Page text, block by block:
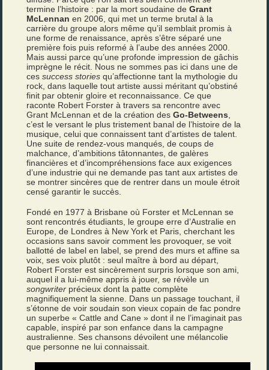
termine l’histoire : par la mort soudaine deGrant
McLennan en 2006, qui met un terme brutal à la
carrière du groupe alors même qu’il semblait promis à
une forme de renaissance, après s’être séparé une
première fois puis reformé à l’aube des années 2000.
Mais aussi parce qu’une profonde impression de gâchis
imprègne le récit. Nous ne sommes pas ici dans une de
cessuccess stories qu’affectionne tant la mythologie du
rock, dans laquelle tout artiste aussi méritant qu’obstiné
finit par obtenir gloire et reconnaissance. Ce que
raconte Robert Forster à travers sa rencontre avec
Grant McLennan et de la création desGo-Betweens
c’est le versant le plus tristement banal de l’histoire de la
musique, celui que connaissent tant d’artistes de talent.
Une suite de rendez-vous manqués, de coups de
malchance, d’ambitions tâtonnantes, de galères
financières et d’incompréhensions face aux exigences
d’une industrie qui ne demande pas tant aux artistes de
se montrer sincères que de rentrer dans un moule étroit
censé garantir le succès.
Fondé en 1977 à Brisbane où Forster et McLennan se
sont rencontrés étudiants, le groupe erre d’Australie en
Europe, de Londres à New York et Paris, cherchant les
occasions sans savoir comment les provoquer, se voit
ballotté de label en label, se prend des murs et affine sa
voix, ses voix plutôt : seul maître à bord au départ,
Robert Forster est sincèrement surpris lorsque son ami,
auquel il a lui-même appris à jouer, se révèle un
songwriter précieux dont la patte complète
magnifiquement la sienne. Dans un passage touchant, il
s’étonne de voir soudain son vieux copain de fac pondre
un superbe « Cattle and Cane » dont il ne l’imaginait pas
capable, inspiré par son enfance dans la campagne
australienne. Ses chansons dévoilent une mélancolie
que personne ne lui connaissait.